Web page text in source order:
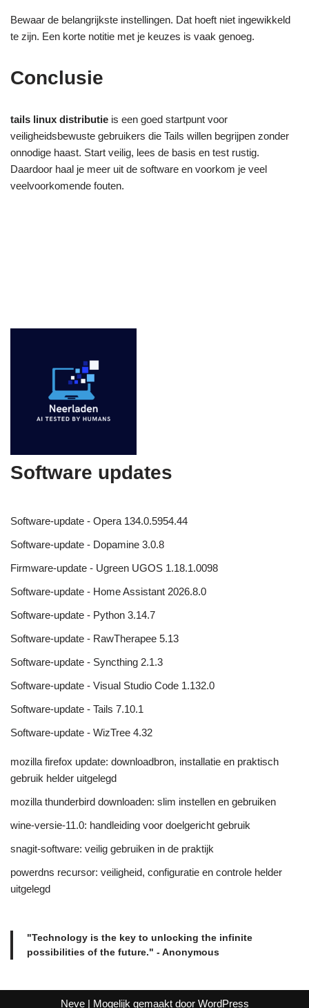
Bewaar de belangrijkste instellingen. Dat hoeft niet ingewikkeld
te zijn. Een korte notitie met je keuzes is vaak genoeg.
Conclusie
tails linux distributie is een goed startpunt voor
veiligheidsbewuste gebruikers die Tails willen begrijpen zonder
onnodige haast. Start veilig, lees de basis en test rustig.
Daardoor haal je meer uit de software en voorkom je veel
veelvoorkomende fouten.
Software updates
Software-update - Opera 134.0.5954.44
Software-update - Dopamine 3.0.8
Firmware-update - Ugreen UGOS 1.18.1.0098
Software-update - Home Assistant 2026.8.0
Software-update - Python 3.14.7
Software-update - RawTherapee 5.13
Software-update - Syncthing 2.1.3
Software-update - Visual Studio Code 1.132.0
Software-update - Tails 7.10.1
Software-update - WizTree 4.32
mozilla firefox update: downloadbron, installatie en praktisch
gebruik helder uitgelegd
mozilla thunderbird downloaden: slim instellen en gebruiken
wine-versie-11.0: handleiding voor doelgericht gebruik
snagit-software: veilig gebruiken in de praktijk
powerdns recursor: veiligheid, configuratie en controle helder
uitgelegd
"Technology is the key to unlocking the infinite
possibilities of the future." - Anonymous
Neve| Mogelijk gemaakt door WordPress